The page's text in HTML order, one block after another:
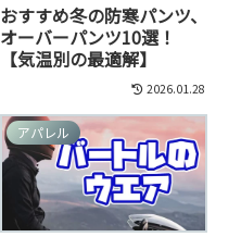
おすすめ冬の防寒パンツ、
オーバーパンツ10選！
【気温別の最適解】
2026.01.28
アパレル